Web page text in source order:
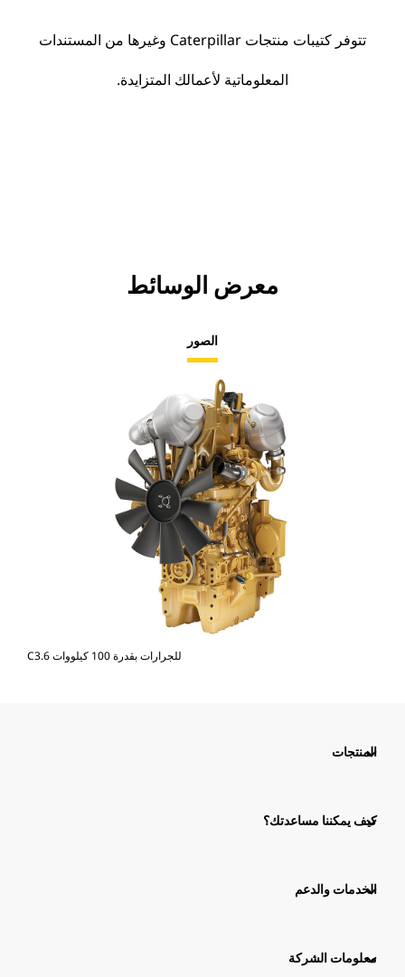
تتوفر كتيبات منتجات Caterpillar وغيرها من المستندات
المعلوماتية لأعمالك المتزايدة.
معرض الوسائط
الصور
C3.6 للجرارات بقدرة 100 كيلووات
المنتجات
كيف يمكننا مساعدتك؟
الخدمات والدعم
معلومات الشركة